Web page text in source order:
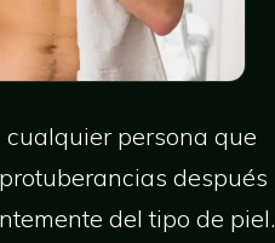
persona que
después
del tipo de piel.